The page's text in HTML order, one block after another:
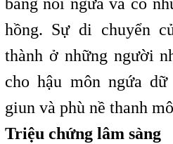
bằng nổi ngứa và có
hồng. Sự di chuyển
thành ở những người
cho hậu môn ngứa
giun và phù nề thanh
Triệu chứng lâm sàng